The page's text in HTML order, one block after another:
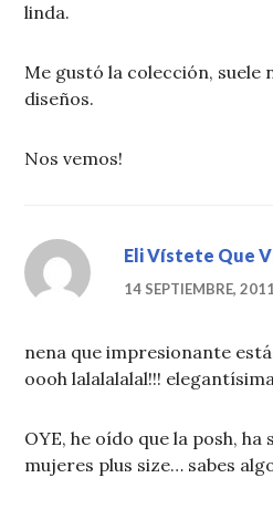
linda.
Me gustó la colección, suele
diseños.
Nos vemos!
Eli Vístete Que
14 SEPTIEMBRE,
nena que impresionante
oooh lalalalalal!!!
OYE, he oído que la posh,
mujeres plus size… sabes